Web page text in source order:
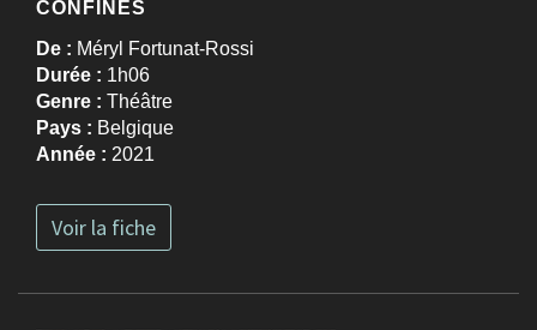
CONFINÉS
De : Méryl Fortunat-Rossi
Durée : 1h06
Genre : Théâtre
Pays : Belgique
Année : 2021
Voir la fiche